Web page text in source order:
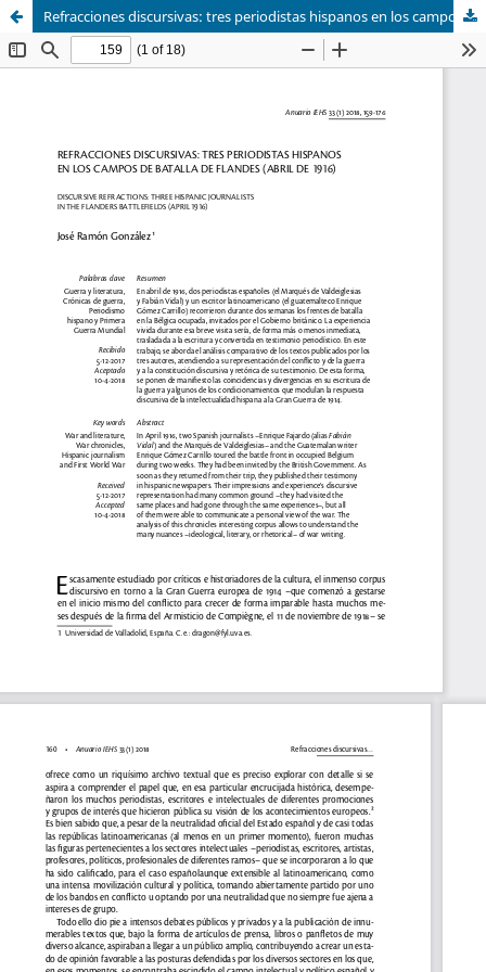
Refracciones discursivas: tres periodistas hispanos en los campos de batalla de Flandes (abril de 1916)